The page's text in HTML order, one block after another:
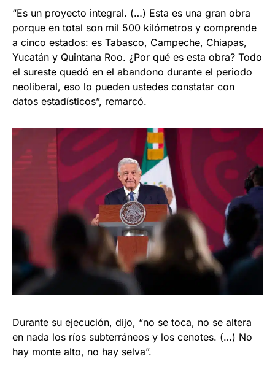
“Es un proyecto integral. (…) Esta es una gran obra
porque en total son mil 500 kilómetros y comprende
a cinco estados: es Tabasco, Campeche, Chiapas,
Yucatán y Quintana Roo. ¿Por qué es esta obra? Todo
el sureste quedó en el abandono durante el periodo
neoliberal, eso lo pueden ustedes constatar con
datos estadísticos”, remarcó.
Durante su ejecución, dijo, “no se toca, no se altera
en nada los ríos subterráneos y los cenotes. (…) No
hay monte alto, no hay selva”.